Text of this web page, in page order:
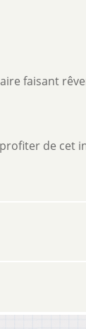
faisant
de cet